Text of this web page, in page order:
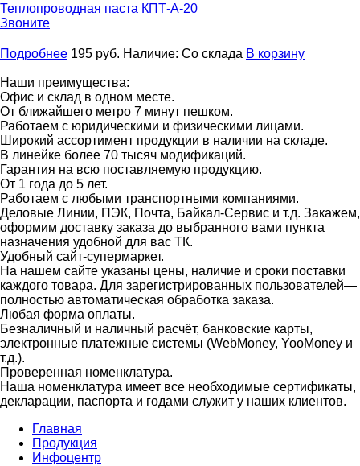
Теплопроводная паста КПТ-А-20
Звоните
Подробнее 195 руб. Наличие: Со склада В корзину
Наши преимущества:
Офис и склад в одном месте.
От ближайшего метро 7 минут пешком.
Работаем с юридическими и физическими лицами.
Широкий ассортимент продукции в наличии на складе.
В линейке более 70 тысяч модификаций.
Гарантия на всю поставляемую продукцию.
От 1 года до 5 лет.
Работаем с любыми транспортными компаниями.
Деловые Линии, ПЭК, Почта, Байкал-Сервис и т.д. Закажем,
оформим доставку заказа до выбранного вами пункта
назначения удобной для вас ТК.
Удобный сайт-супермаркет.
На нашем сайте указаны цены, наличие и сроки поставки
каждого товара. Для зарегистрированных пользователей—
полностью автоматическая обработка заказа.
Любая форма оплаты.
Безналичный и наличный расчёт, банковские карты,
электронные платежные системы (WebMoney, YooMoney и
т.д.).
Проверенная номенклатура.
Наша номенклатура имеет все необходимые сертификаты,
декларации, паспорта и годами служит у наших клиентов.
Главная
Продукция
Инфоцентр